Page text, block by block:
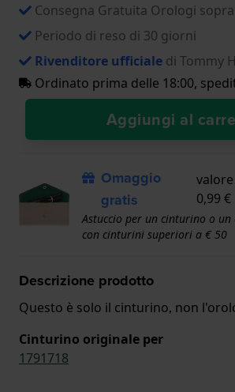
Consegna Gratuita Orologi
Periodo di reso di 30 giorni
Rivenditore ufficiale di Tommy
Ordinato prima delle 18:00,
Aggiungi al
Omaggio
gratis
0,99 €
Astuccio per un cinturino o
con cinturini superiori a € 50
Descrizione prodotto
Questo è solo il cinturino, non
Cinturino originale per
1791718